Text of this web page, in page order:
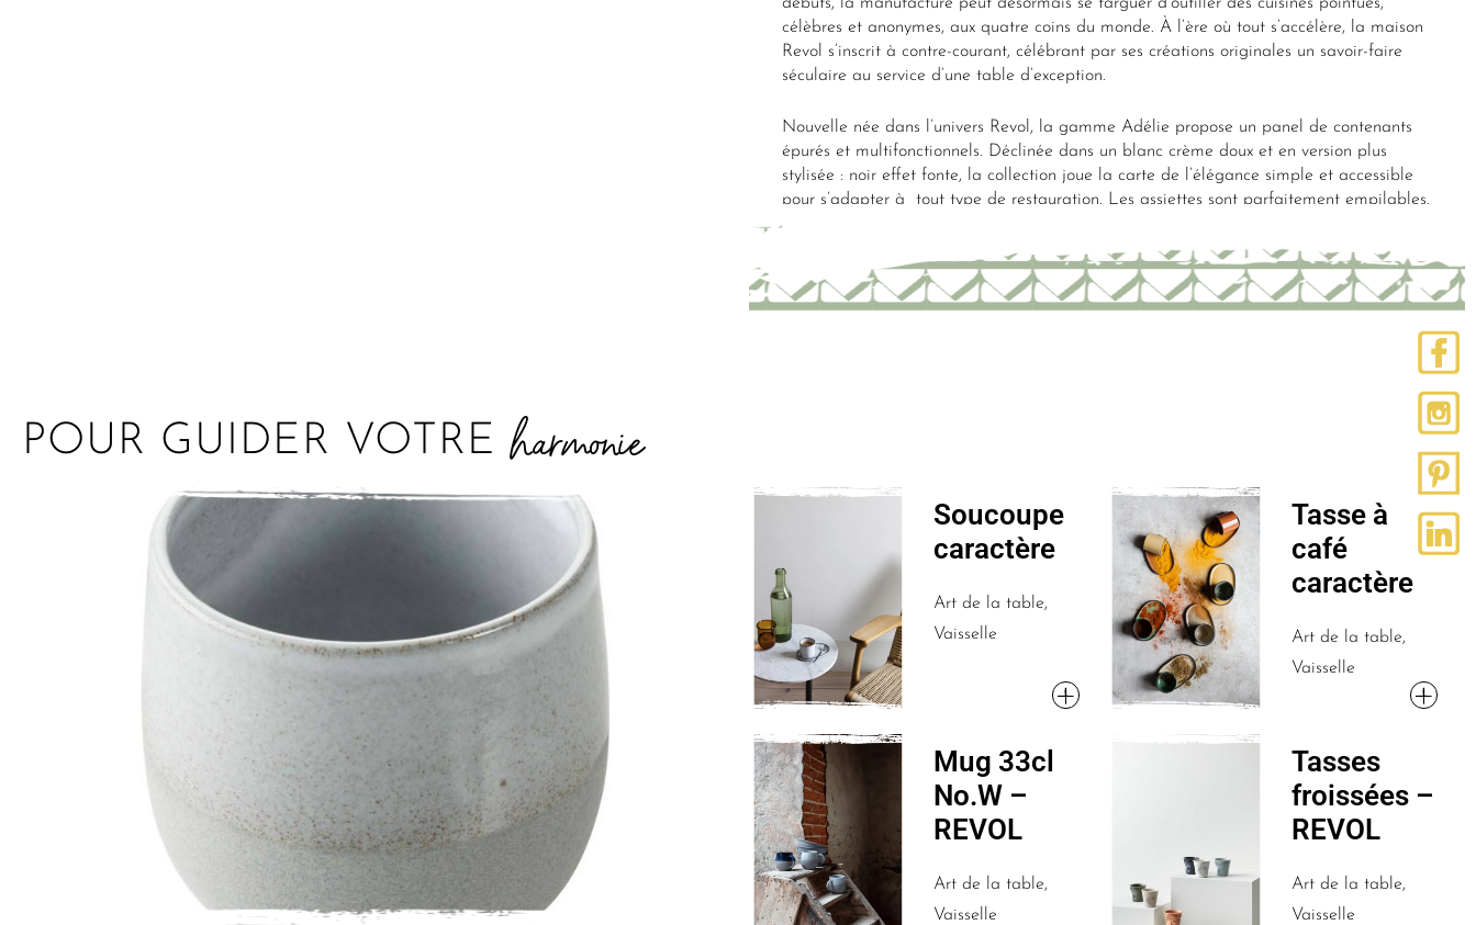
célèbres et anonymes, aux quatre coins du monde. À l’ère où tout s’accélère, la maison
Revol s’inscrit à contre-courant, célébrant par ses créations originales un savoir-faire
séculaire au service d’une table d’exception.
Nouvelle née dans l’univers Revol, la gamme Adélie propose un panel de contenants
épurés et multifonctionnels. Déclinée dans un blanc crème doux et en version plus
stylisée : noir effet fonte, la collection joue la carte de l’élégance simple et accessible
pour s’adapter à tout type de restauration. Les assiettes sont parfaitement empilables.
POUR GUIDER VOTREharmonie
Soucoupe
caractère
Art de la table,
Vaisselle
Tasse à
café
caractère
Art de la table,
Vaisselle
Mug 33cl
No.W –
REVOL
Art de la table,
Vaisselle
Tasses
froissées –
REVOL
Art de la table,
Vaisselle